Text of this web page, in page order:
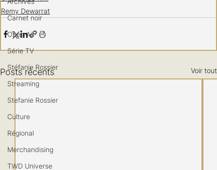
Carnet noir
Open Air
Série TV
Stéfanie Rossier
Streaming
Stefanie Rossier
Culture
Régional
Merchandising
TWD Universe
Remy Dewarrat
Posts récents Voir tout